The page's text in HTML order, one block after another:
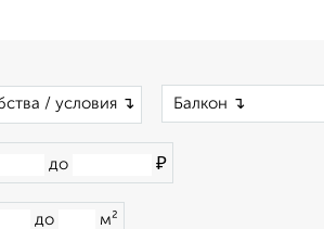
/ условия ↴
до ₽
до м²